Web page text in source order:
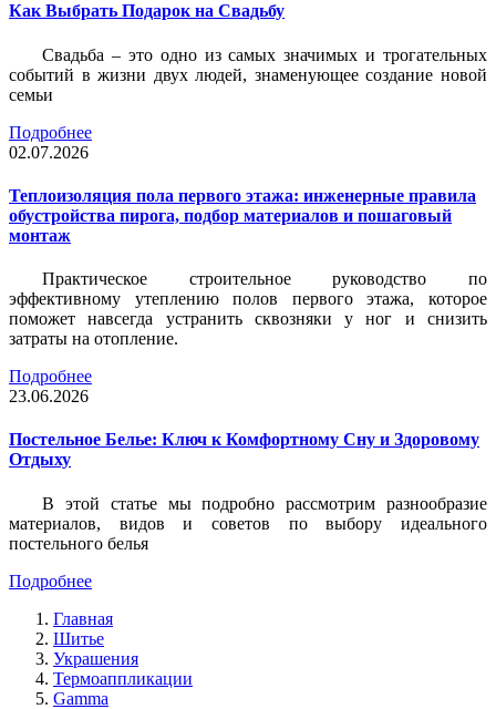
Как Выбрать Подарок на Свадьбу
Свадьба – это одно из самых значимых и трогательных
событий в жизни двух людей, знаменующее создание новой
семьи
Подробнее
02.07.2026
Теплоизоляция пола первого этажа: инженерные правила
обустройства пирога, подбор материалов и пошаговый
монтаж
Практическое строительное руководство по
эффективному утеплению полов первого этажа, которое
поможет навсегда устранить сквозняки у ног и снизить
затраты на отопление.
Подробнее
23.06.2026
Постельное Белье: Ключ к Комфортному Сну и Здоровому
Отдыху
В этой статье мы подробно рассмотрим разнообразие
материалов, видов и советов по выбору идеального
постельного белья
Подробнее
Главная
Шитье
Украшения
Термоаппликации
Gamma